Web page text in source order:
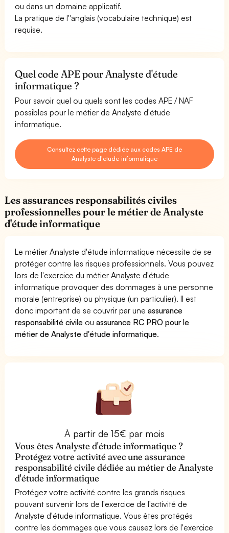
ou dans un domaine applicatif.
La pratique de l''anglais (vocabulaire technique) est
requise.
Quel code APE pour Analyste d'étude
informatique ?
Pour savoir quel ou quels sont les codes APE / NAF
possibles pour le métier de Analyste d'étude
informatique.
Consultez cette page dédiée aux codes APE de
Analyste d'étude informatique
Les assurances responsabilités civiles
professionnelles pour le métier de Analyste
d'étude informatique
Le métier Analyste d'étude informatique nécessite de se
protéger contre les risques professionnels. Vous pouvez
lors de l'exercice du métier Analyste d'étude
informatique provoquer des dommages à une personne
morale (entreprise) ou physique (un particulier). Il est
donc important de se couvrir par uneassurance
responsabilité civile ouassurance RC PRO pour le
métier de Analyste d'étude informatique.
À partir de 15€ par mois
Vous êtes Analyste d'étude informatique ?
Protégez votre activité avec une assurance
responsabilité civile dédiée au métier de Analyste
d'étude informatique
Protégez votre activité contre les grands risques
pouvant survenir lors de l'exercice de l'activité de
Analyste d'étude informatique. Vous êtes protégés
contre les dommages que vous causez lors de l'exercice